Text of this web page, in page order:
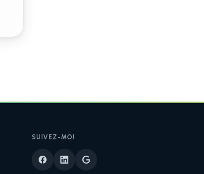
SUIVEZ-MOI